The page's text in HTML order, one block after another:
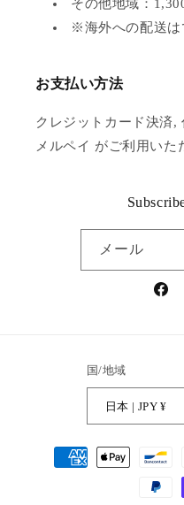
その他地域：
※海外への配送は
お支払い方法
クレジットカード決済,
メルペイ がご利用いた
メール
国/地域
日本 | JPY ¥